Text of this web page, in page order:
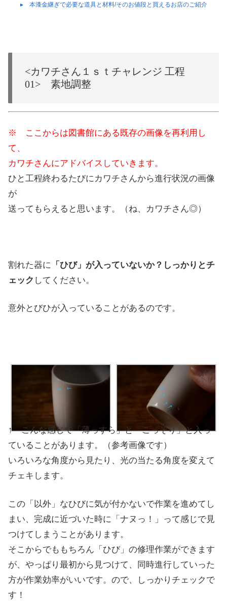
▸ 本漆金継ぎで必要な道具と材料/そのお値段と買えるお店のご紹介
<カワチさん１ｓｔチャレンジ 工程
01> 素地調整
※ ここからは図書館にある既存の画像を再利用し
て、
カワチさんにアドバイスしていきます。
ひと工程終わるたびにカワチさんから進行状況の画像
が
送ってもらえると思います。（ね、カワチさん◎）
割れた器に 「ひび」が入っていないか？しっかりとチ
ェック してください。
意外とびひが入っていることがあるのです。
↑ こんな感じで「薄っすら」と「こっそり」と入っ
ていることがあります。（参考画像です）
いろいろな角度から見たり、光の当たる角度を変えて
チェキします。
この「以外」なひびに気が付かないで作業を進めてし
まい、完成に近づいた時に「ナヌっ！」って感じで見
つけてしまうことがあります。
そこからでももちろん「ひび」の修理作業ができます
が、やっぱり最初から見つけて、同時進行していった
方が作業効率がいいです。ので、しっかりチェックで
す！